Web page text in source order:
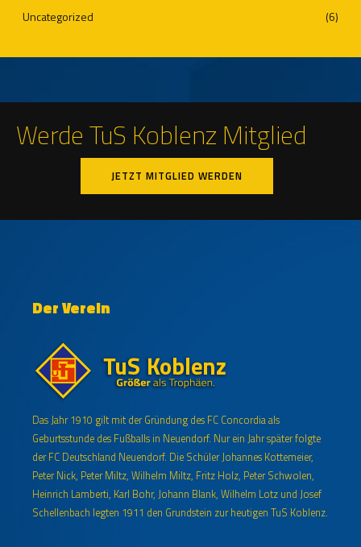
Uncategorized (6)
Werde TuS Koblenz Mitglied
JETZT MITGLIED WERDEN
Der Verein
Das Jahr 1910 gilt mit der Gründung des FC Concordia als
Geburtsstunde des Fußballs in Neuendorf. Nur ein Jahr später folgte
der FC Deutschland Neuendorf. Die Schüler Johannes Kottemeier,
Peter Nick, Peter Miltz, Wilhelm Miltz, Fritz Holz, Peter Schwolen,
Heinrich Lamberti, Karl Bohr, Johann Blank, Wilhelm Lotz und Josef
Schellenbach legten 1911 den Grundstein zur heutigen TuS Koblenz.